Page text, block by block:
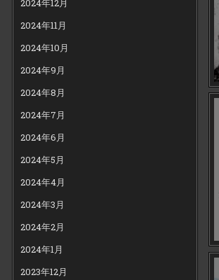
2024年12月
2024年11月
2024年10月
2024年9月
2024年8月
2024年7月
2024年6月
2024年5月
2024年4月
2024年3月
2024年2月
2024年1月
2023年12月